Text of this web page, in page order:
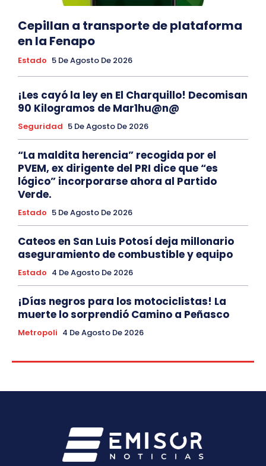
Cepillan a transporte de plataforma
en la Fenapo
Estado 5 De Agosto De 2026
¡Les cayó la ley en El Charquillo! Decomisan
90 Kilogramos de Mar1hu@n@
Seguridad 5 De Agosto De 2026
“La maldita herencia” recogida por el
PVEM, ex dirigente del PRI dice que “es
lógico” incorporarse ahora al Partido
Verde.
Estado 5 De Agosto De 2026
Cateos en San Luis Potosí deja millonario
aseguramiento de combustible y equipo
Estado 4 De Agosto De 2026
¡Días negros para los motociclistas! La
muerte lo sorprendió Camino a Peñasco
Metropoli 4 De Agosto De 2026